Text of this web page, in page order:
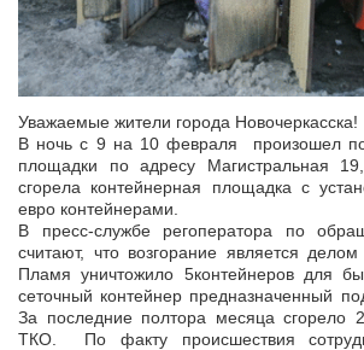
Уважаемые жители города Новочеркасска!
В ночь с 9 на 10 февраля произошел
площадки по адресу Магистральная
сгорела контейнерная площадка с
евро контейнерами.
В пресс-службе регоператора по
считают, что возгорание является делом
Пламя уничтожило 5контейнеров для
сеточный контейнер предназначенный
За последние полтора месяца сгорело
ТКО. По факту происшествия